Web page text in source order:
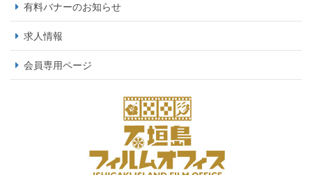
有料バナーのお知らせ
求人情報
会員専用ページ